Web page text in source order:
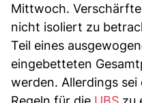
Mittwoch.
nicht isoliert zu
Teil eines
eingebetteten
werden. Allerdings